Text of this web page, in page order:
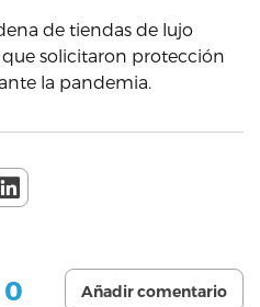
de tiendas de lujo
que solicitaron protección
la pandemia.
0 Añadir comentario